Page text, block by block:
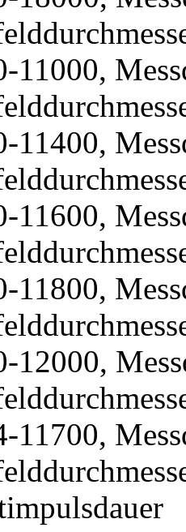
11000,
11400,
11600,
11800,
12000,
11700,